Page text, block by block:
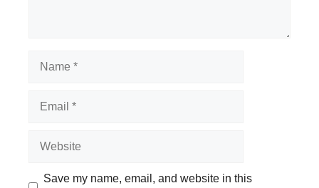
Save my name, email, and website in this